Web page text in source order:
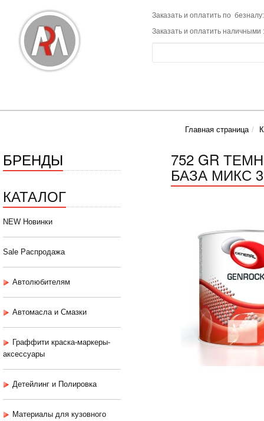
Заказать и оплатить по
Заказать и оплатить наличными
Главная страница
БРЕНДЫ
КАТАЛОГ
NEW Новинки
Sale Распродажа
Автолюбителям
Автомасла и Смазки
Граффити краска-маркеры-
аксессуары
Детейлинг и Полировка
Материалы для кузовного
752 GR
БАЗА МИКС